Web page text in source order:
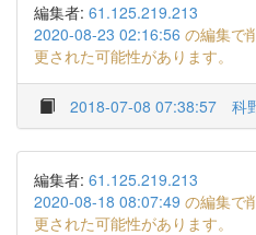
編集者: 61.125.219.213
2020-08-23 02:16:56 の編集で
更された可能性があります。
2018-07-08 07:38:57 科
編集者: 61.125.219.213
2020-08-18 08:07:49 の編集で
更された可能性があります。